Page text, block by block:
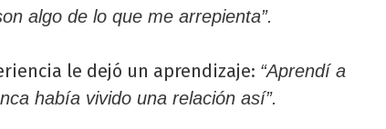
algo de lo que me arrepienta”.
le dejó un aprendizaje: “Aprendí a
había vivido una relación así”.